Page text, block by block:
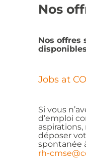
Nos
Nos offres
Jobs at
Si vous
d’emploi
déposer
spontanée
rh-